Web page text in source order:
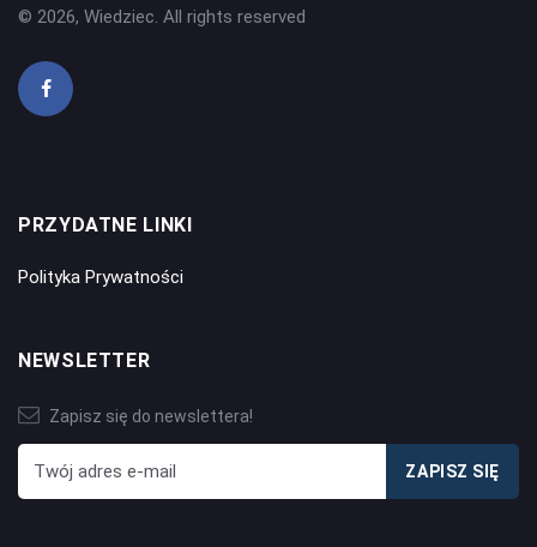
© 2026, Wiedziec. All rights reserved
PRZYDATNE LINKI
Polityka Prywatności
NEWSLETTER
Zapisz się do newslettera!